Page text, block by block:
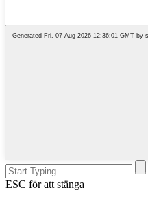
ESC för att stänga